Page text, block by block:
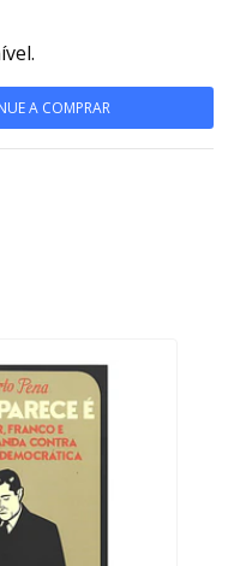
A COMPRAR